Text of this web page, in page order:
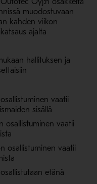
muodostuvaan
kahden viikon
ajalta
hallituksen ja
vaatii
sisällä
osallistuminen vaatii
osallistuminen vaatii
etänä